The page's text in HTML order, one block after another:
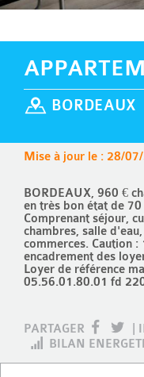
BORDEAUX
Mise à jour le : 28/
BORDEAUX, 960 €
en très bon état de
Comprenant séjour,
chambres, salle
commerces. Caution :
encadrement des
Loyer de référence
05.56.01.80.01 fd
PARTAGER
BILAN